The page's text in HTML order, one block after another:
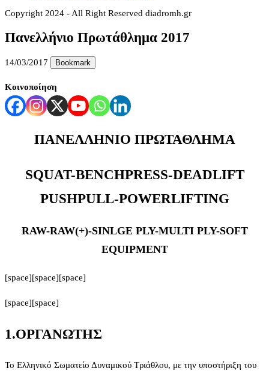
Copyright 2024 - All Right Reserved diadromh.gr
Πανελλήνιο Πρωτάθλημα 2017
14/03/2017 Bookmark
Κοινοποίηση
ΠΑΝΕΛΛΗΝΙΟ ΠΡΩΤΑΘΛΗΜΑ
SQUAT-BENCHPRESS-DEADLIFT
PUSHPULL-POWERLIFTING
RAW-RAW(+)-SINLGE PLY-MULTI PLY-SOFT
EQUIPMENT
[space][space][space]
[space][space]
1.ΟΡΓΑΝΩΤΗΣ
Το Ελληνικό Σωματείο Δυναμικού Τριάθλου, με την υποστήριξη του